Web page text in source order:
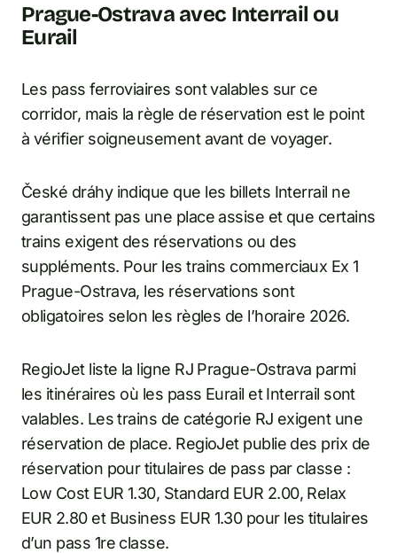
Prague-Ostrava avec Interrail ou
Eurail
Les pass ferroviaires sont valables sur ce
corridor, mais la règle de réservation est le point
à vérifier soigneusement avant de voyager.
České dráhy indique que les billets Interrail ne
garantissent pas une place assise et que certains
trains exigent des réservations ou des
suppléments. Pour les trains commerciaux Ex 1
Prague-Ostrava, les réservations sont
obligatoires selon les règles de l’horaire 2026.
RegioJet liste la ligne RJ Prague-Ostrava parmi
les itinéraires où les pass Eurail et Interrail sont
valables. Les trains de catégorie RJ exigent une
réservation de place. RegioJet publie des prix de
réservation pour titulaires de pass par classe :
Low Cost EUR 1.30, Standard EUR 2.00, Relax
EUR 2.80 et Business EUR 1.30 pour les titulaires
d’un pass 1re classe.